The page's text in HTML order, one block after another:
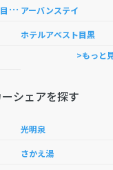
ホ
テル ミッドイン・目黒駅前 アーバンステイ
ホテルアベスト目黒
>もっと
シェアを探す
光明泉
さかえ湯